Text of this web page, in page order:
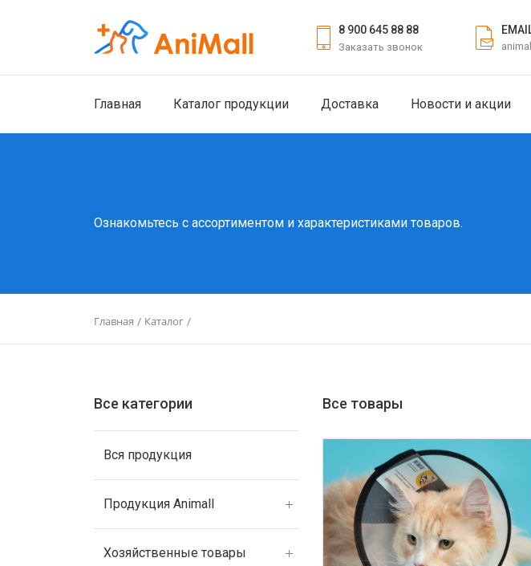
8 900 645 88 88
Заказать звонок
Главная Каталог продукции Доставка Новости и акции
Ознакомьтесь с ассортиментом и характеристиками товаров.
Главная / Каталог /
Все категории
Вся продукция
Продукция Animall
Хозяйственные товары
Все товары